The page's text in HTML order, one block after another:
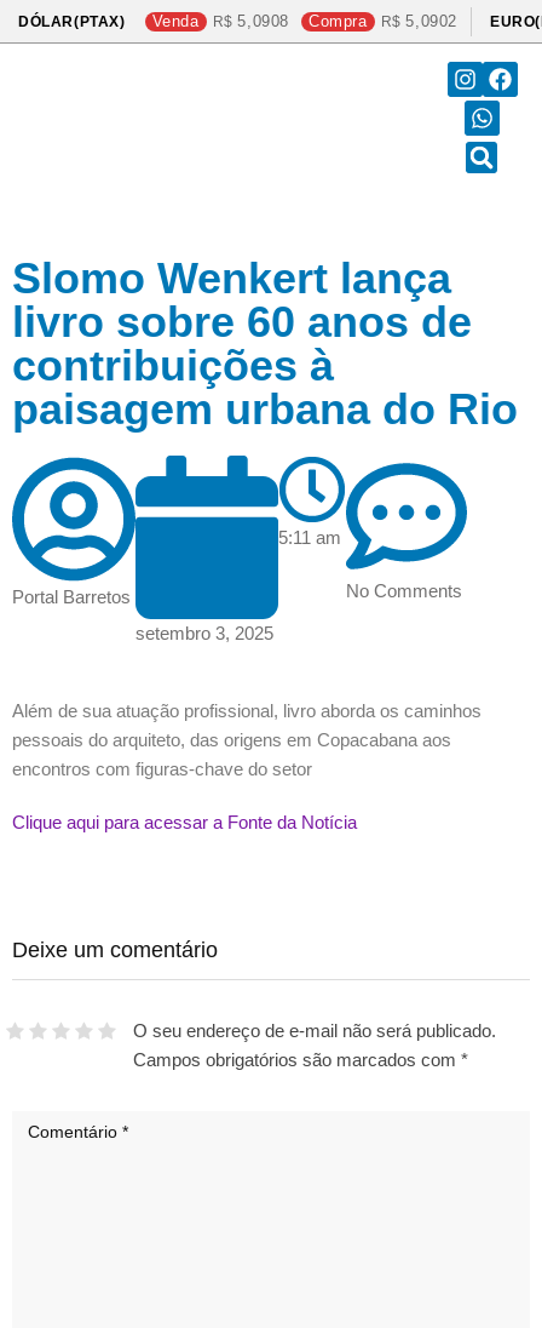
DÓLAR(PTAX) Venda 5,0908 Compra 5,0902
Slomo Wenkert lança
livro sobre 60 anos de
contribuições à
paisagem urbana do Rio
Portal Barretos
setembro 3, 2025
5:11 am
No Comments
Além de sua atuação profissional, livro aborda os caminhos
pessoais do arquiteto, das origens em Copacabana aos
encontros com figuras-chave do setor
Clique aqui para acessar a Fonte da Notícia
Deixe um comentário
O seu endereço de e-mail não será publicado.
Campos obrigatórios são marcados com *